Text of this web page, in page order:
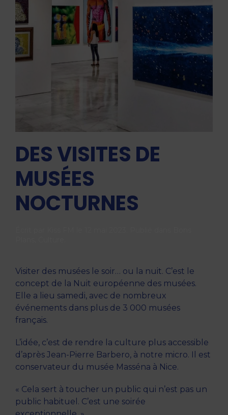
DES VISITES DE
MUSÉES
NOCTURNES
Visiter des musées le soir… ou la nuit. C’est le
concept de la Nuit européenne des musées.
Elle a lieu samedi, avec de nombreux
événements dans plus de 3 000 musées
français.
L’idée, c’est de rendre la culture plus accessible
d’après Jean-Pierre Barbero, à notre micro. Il est
conservateur du musée Masséna à Nice.
« Cela sert à toucher un public qui n’est pas un
public habituel. C’est une soirée